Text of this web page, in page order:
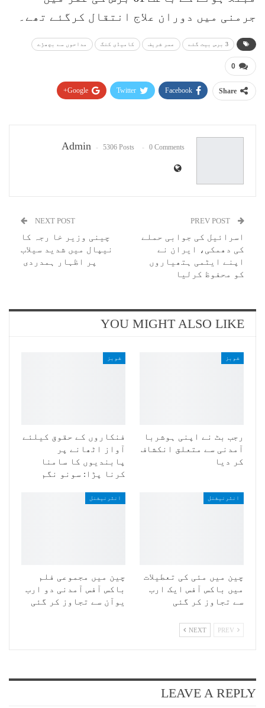
جرمنی میں دوران علاج انتقال کرگئے تھے۔
3 برس بیت گئے عمر شریف کامیڈی کنگ مداحوں سے بچھڑے
0
Share
Facebook
Twitter
Google+
Admin 5306 Posts 0 Comments
اسرائیل کی جوابی حملے
کی دھمکی، ایران نے
اپنے ایٹمی ہتھیاروں
کو محفوظ کرلیا
NEXT POST
چینی وزیر خا رجہ کا
نیپال میں شدید سیلاب
پر اظہار ہمدردی
YOU MIGHT ALSO LIKE
شوبز
رجب بٹ نے اپنی ہوشربا
آمدنی سے متعلق انکشاف
کر دیا
شوبز
فنکاروں کے حقوق کیلئے
آواز اٹھانے پر
پابندیوں کا سامنا
کرنا پڑا: سونو نگم
انٹرنیشنل
چین میں مئی کی تعطیلات
میں باکس آفس ایک ارب
سے تجاوز کر گئی
انٹرنیشنل
چین میں مجموعی فلم
باکس آفس آمدنی دو ارب
یوآن سے تجاوز کر گئی
NEXT
LEAVE A REPLY